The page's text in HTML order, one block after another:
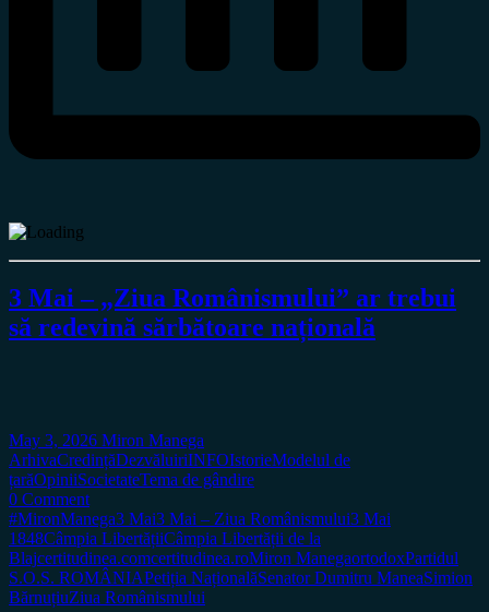
3 Mai – „Ziua Românismului” ar trebui
să redevină sărbătoare națională
May 3, 2026 Miron Manega
ArhivaCredințăDezvăluiriINFOIstorieModelul de
țarăOpiniiSocietateTema de gândire
0 Comment
#MironManega3 Mai3 Mai – Ziua Românismului3 Mai
1848Câmpia LibertățiiCâmpia Libertății de la
Blajcertitudinea.comcertitudinea.roMiron ManegaortodoxPartidul
S.O.S. ROMÂNIAPetiția NaționalăSenator Dumitru ManeaSimion
BărnuțiuZiua Românismului